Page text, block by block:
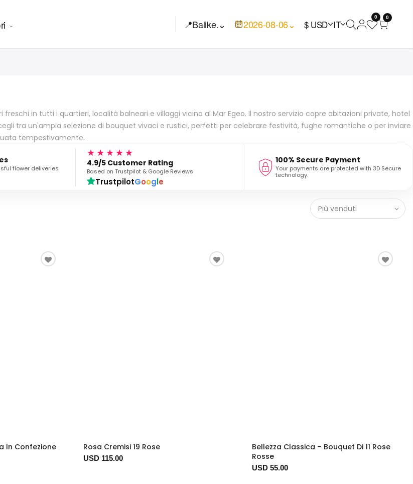
📍Balike.⌄ 2026-08-06⌄ $ USD IT
0 0
in tutti i quartieri, località balneari e villaggi vicino al Mar Egeo. Il nostro servizio copre abitazioni private, hotel
tra un'ampia selezione di bouquet vivaci e rustici, perfetti per celebrare festività, fughe romantiche o per inviare
tempestivamente.
flower deliveries
★★★★★
4.9/5 Customer Rating
Based on Trustpilot & Google Reviews
TrustpilotGoogle
100% Secure Payment
Your payments are protected with 3D Secure
technology.
Più venduti
In Confezione
Rosa Cremisi 19 Rose
USD 115.00
Bellezza Classica – Bouquet Di 11 Rose
Rosse
USD 55.00